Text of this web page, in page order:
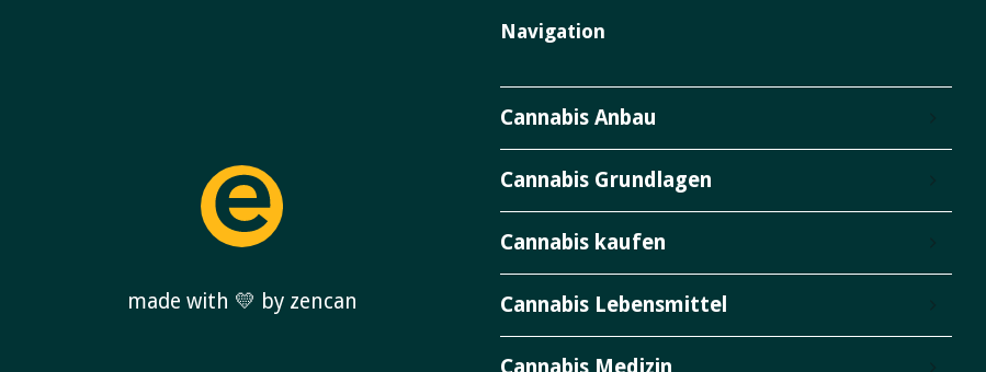
made with 💛 by zencan
Navigation
Cannabis Anbau
Cannabis Grundlagen
Cannabis kaufen
Cannabis Lebensmittel
Cannabis Medizin